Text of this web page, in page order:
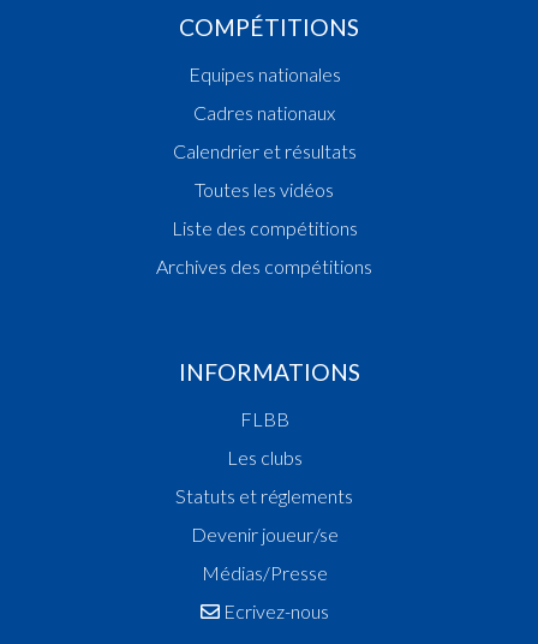
COMPÉTITIONS
Equipes nationales
Cadres nationaux
Calendrier et résultats
Toutes les vidéos
Liste des compétitions
Archives des compétitions
INFORMATIONS
FLBB
Les clubs
Statuts et réglements
Devenir joueur/se
Médias/Presse
Ecrivez-nous